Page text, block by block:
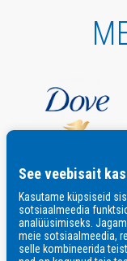
See veebisait
Kasutame küpsiseid
sotsiaalmeedia
analüüsimiseks.
meie sotsiaalmeedia,
selle kombineerida